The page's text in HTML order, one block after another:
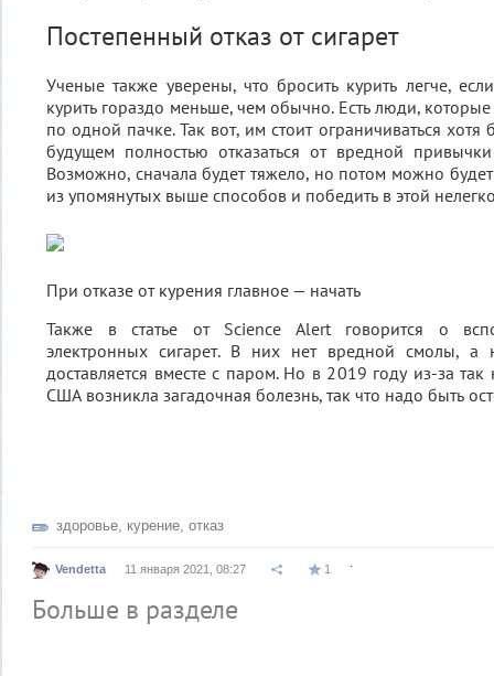
Постепенный отказ от сигарет
Ученые также уверены, что бросить курить легче,
курить гораздо меньше, чем обычно. Есть люди,
по одной пачке. Так вот, им стоит ограничиваться
будущем полностью отказаться от вредной
Возможно, сначала будет тяжело, но потом можно
из упомянутых выше способов и победить в этой
При отказе от курения главное — начать
Также в статье от Science Alert говорится о
электронных сигарет. В них нет вредной смолы, а
доставляется вместе с паром. Но в 2019 году из-за
США возникла загадочная болезнь, так что надо быть
здоровье, курение, отказ
Vendetta 11 января 2021, 08:27 1
Больше в разделе